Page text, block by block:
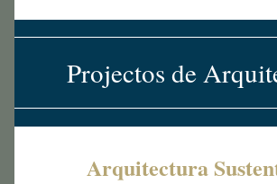
Projectos de
Arquitectura